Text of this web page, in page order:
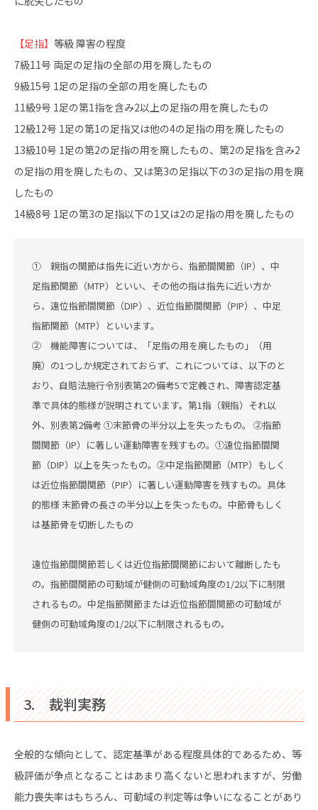
【足指】 等級 障害の程度
7級11号 両足の足指の全部の用を廃したもの
9級15号 1足の足指の全部の用を廃したもの
11級9号 1足の第1指を含み2以上の足指の用を廃したもの
12級12号 1足の第1の足指又は他の4の足指の用を廃したもの
13級10号 1足の第2の足指の用を廃したもの、第2の足指を含み2
の足指の用を廃したもの、又は第3の足指以下の3の足指の用を廃
したもの
14級8号 1足の第3の足指以下の1又は2の足指の用を廃したもの
① 親指の関節は指先に近い方から、指節間関節（IP）、中
足指節関節（MTP）といい、その他の指は指先に近い方か
ら、遠位指節間関節（DIP）、近位指節間関節（PIP）、中足
指節関節（MTP）といいます。
② 機能障害については、「足指の用を廃したもの」（用
廃）の1つしか規定されておらず、これについては、以下のと
おり、自賠法施行令別表第2の備考5で定義され、障害認定基
準で具体的態様が説明されています。第1指（親指）それ以
外、別表第2備考 ①末節骨の半分以上を失ったもの。 ②指節
間関節（IP）に著しい運動障害を残すもの。①遠位指節間関
節（DIP）以上を失ったもの。②中足指節関節（MTP）もしく
は近位指節間関節（PIP）に著しい運動障害を残すもの。具体
的態様 末節骨の長さの半分以上を失ったもの。中節骨もしく
は基節骨を切断したもの
遠位指節間関節若しくは近位指節間関節において離断したも
の。指節間関節の可動域が健側の可動域角度の1/2以下に制限
されるもの。中足指節関節または近位指節間関節の可動域が
健側の可動域角度の1/2以下に制限されるもの。
3. 裁判実務
全般的な傾向として、認定基準がある程度具体的であるため、等
級評価が争点となることはあまり高くないと思われますが、労働
能力喪失率はもちろん、可動域の判定等は争いになることがあり